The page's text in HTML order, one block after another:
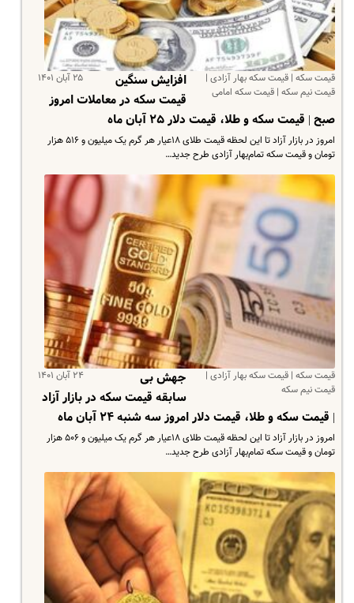
قیمت سکه | قیمت سکه بهار آزادی |
قیمت نیم سکه | قیمت سکه امامی
۲۵ آبان ۱۴۰۱
افزایش سنگین
قیمت سکه در معاملات امروز
صبح | قیمت سکه و طلا، قیمت دلار ۲۵ آبان ماه
امروز در بازار آزاد تا این لحظه قیمت طلای ۱۸عیار هر گرم یک میلیون و ۵۱۶ هزار
تومان و قیمت سکه تمام‌بهار آزادی طرح جدید…
قیمت سکه | قیمت سکه بهار آزادی |
قیمت نیم سکه
۲۴ آبان ۱۴۰۱
جهش بی
سابقه قیمت سکه در بازار آزاد
| قیمت سکه و طلا، قیمت دلار امروز سه شنبه ۲۴ آبان ماه
امروز در بازار آزاد تا این لحظه قیمت طلای ۱۸عیار هر گرم یک میلیون و ۵۰۶ هزار
تومان و قیمت سکه تمام‌بهار آزادی طرح جدید…